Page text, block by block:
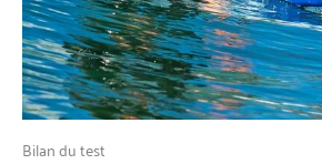
Bilan du test